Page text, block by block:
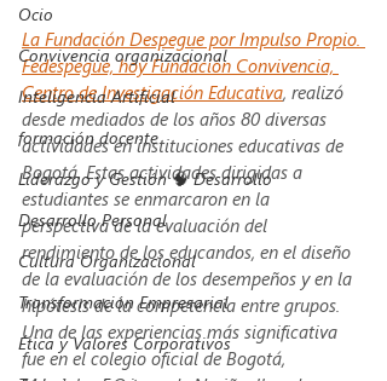
Ocio
Convivencia organizacional
Inteligencia Artificial
formación docente
Liderazgo y Gestión 🧠 Desarrollo
Desarrollo Personal
Cultura Organizacional
Transformación Empresarial
Ética y Valores Corporativos
La Fundación Despegue por Impulso Propio.
Fedespegue, hoy Fundación Convivencia,
Centro de Investigación Educativa, realizó
desde mediados de los años 80 diversas
actividades en instituciones educativas de
Bogotá. Estas actividades dirigidas a
estudiantes se enmarcaron en la
perspectiva de la evaluación del
rendimiento de los educandos, en el diseño
de la evaluación de los desempeños y en la
hipótesis de la competencia entre grupos.
Una de las experiencias más significativa
fue en el colegio oficial de Bogotá,